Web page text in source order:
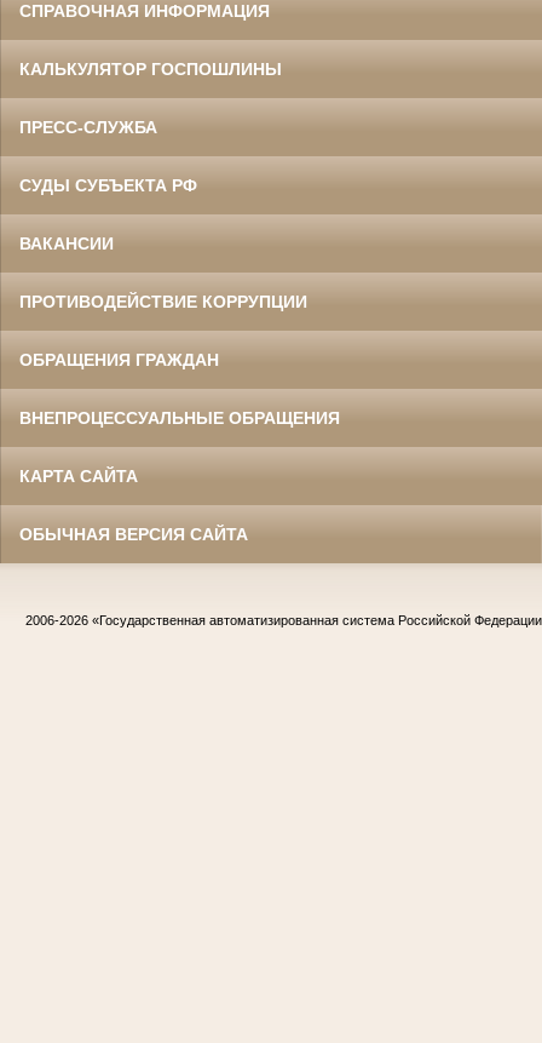
СПРАВОЧНАЯ ИНФОРМАЦИЯ
КАЛЬКУЛЯТОР ГОСПОШЛИНЫ
ПРЕСС-СЛУЖБА
СУДЫ СУБЪЕКТА РФ
ВАКАНСИИ
ПРОТИВОДЕЙСТВИЕ КОРРУПЦИИ
ОБРАЩЕНИЯ ГРАЖДАН
ВНЕПРОЦЕССУАЛЬНЫЕ ОБРАЩЕНИЯ
КАРТА САЙТА
ОБЫЧНАЯ ВЕРСИЯ САЙТА
2006-2026 «Государственная автоматизированная система Российской